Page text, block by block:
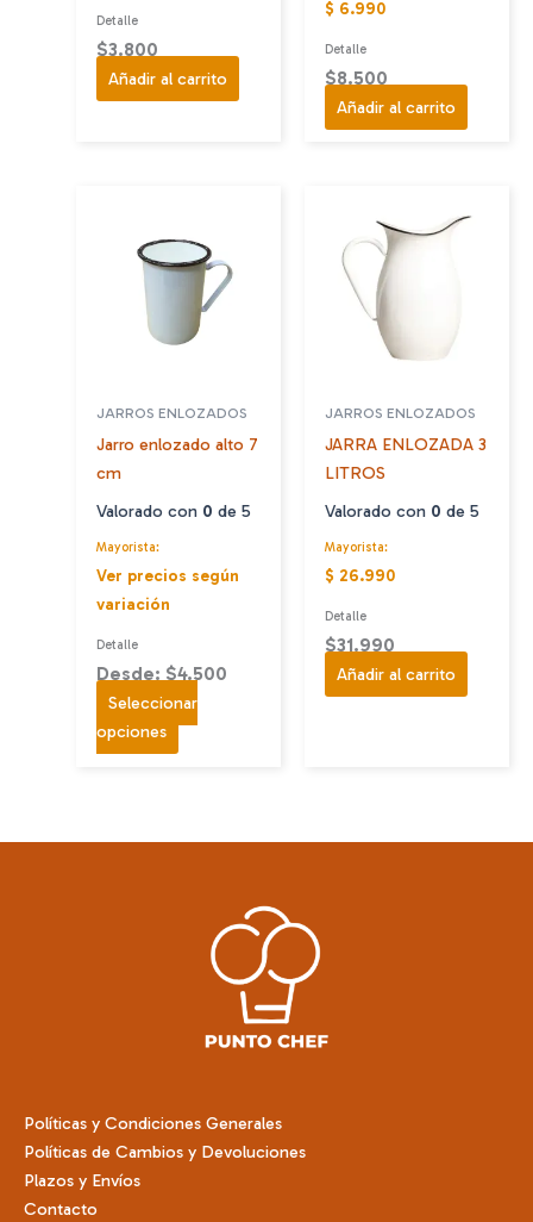
Detalle
$3.800
Añadir al carrito
$ 6.990
Detalle
$8.500
Añadir al carrito
JARROS ENLOZADOS
Jarro enlozado alto 7
cm
Valorado con 0 de 5
Mayorista:
Ver precios según
variación
Detalle
Desde: $4.500
Seleccionar
opciones Este
producto
variantes.
pueden
producto
JARROS ENLOZADOS
JARRA ENLOZADA 3
LITROS
Valorado con 0 de 5
Mayorista:
$ 26.990
Detalle
$31.990
Añadir al carrito
Políticas y Condiciones Generales
Políticas de Cambios y Devoluciones
Plazos y Envíos
Contacto